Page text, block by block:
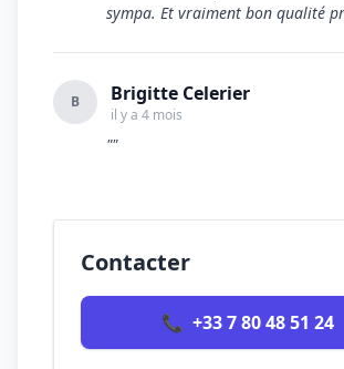
sympa. Et vraiment bon qualité
B Brigitte Celerier
il y a 4 mois
""
Contacter
📞 +33 7 80 48 51 24